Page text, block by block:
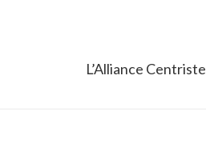
L’Alliance Centriste